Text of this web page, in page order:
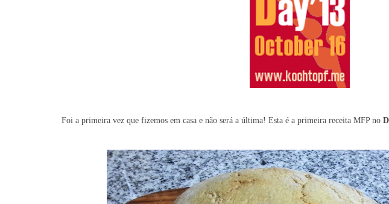
Foi a primeira vez que fizemos em casa e não será a última! Esta é a primeira receita MFP no